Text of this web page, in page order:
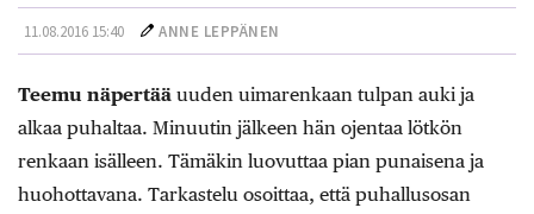
11.08.2016 15:40 ANNE LEPPÄNEN
Teemu näpertää uuden uimarenkaan tulpan auki ja
alkaa puhaltaa. Minuutin jälkeen hän ojentaa lötkön
renkaan isälleen. Tämäkin luovuttaa pian punaisena ja
huohottavana. Tarkastelu osoittaa, että puhallusosan